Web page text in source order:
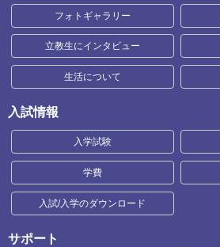
フォトギャラリー
立教生にインタビュー
生活について
入試情報
入学試験
学費
入試/入学のダウンロード
サポート